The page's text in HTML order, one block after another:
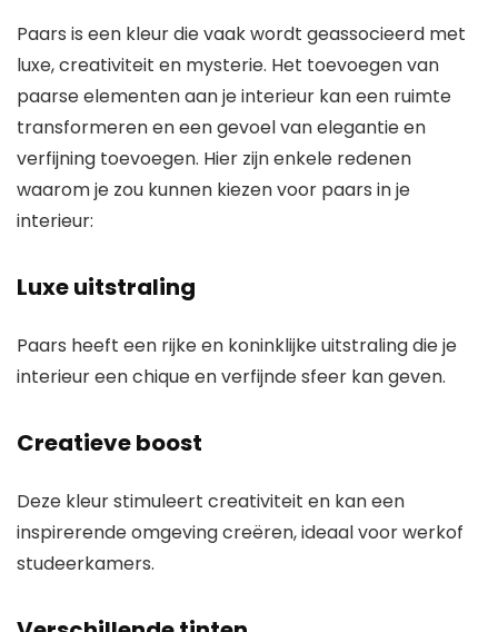
Paars is een kleur die vaak wordt geassocieerd met
luxe, creativiteit en mysterie. Het toevoegen van
paarse elementen aan je interieur kan een ruimte
transformeren en een gevoel van elegantie en
verfijning toevoegen. Hier zijn enkele redenen
waarom je zou kunnen kiezen voor paars in je
interieur:
Luxe uitstraling
Paars heeft een rijke en koninklijke uitstraling die je
interieur een chique en verfijnde sfeer kan geven.
Creatieve boost
Deze kleur stimuleert creativiteit en kan een
inspirerende omgeving creëren, ideaal voor werkof
studeerkamers.